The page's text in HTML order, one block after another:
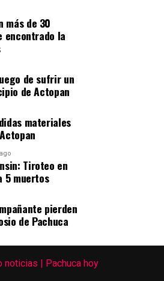
más de 30
encontrado la
de sufrir un
de Actopan
materiales
Tiroteo en
5 muertos
pierden
de Pachuca